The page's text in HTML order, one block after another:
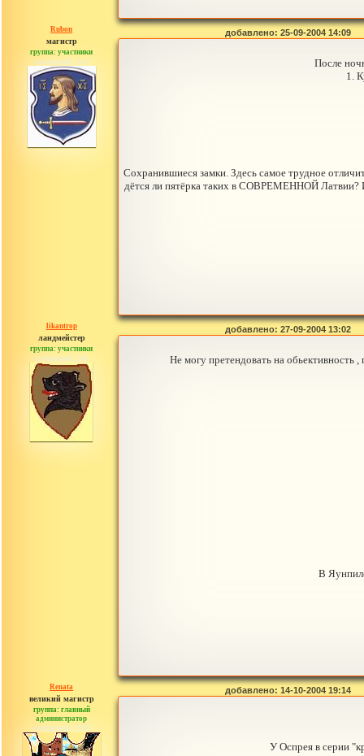
Rubon
магистр
группа: участники
сообщений: 324
добавлено: 25-09-2004 14:09
После
1.
Сохранившиеся замки. Здесь самое трудное
дётся ли пятёрка таких в СОВРЕМЕННОЙ Латвии?
likantrop
ландмейстер
группа: участники
сообщений: 246
добавлено: 27-09-2004 13:02
Не могу претендовать на обьективность
В
Renata
великий магистр
группа: главный
администратор
сообщений: 2765
добавлено: 14-10-2004 19:14
У Оспрея в серии